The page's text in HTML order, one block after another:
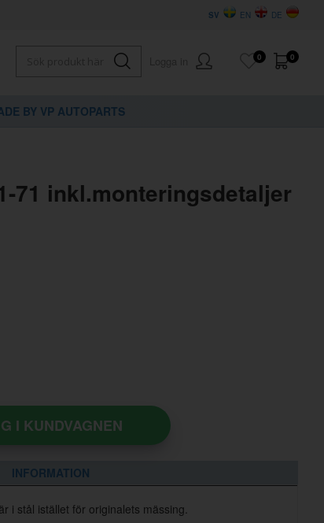
DE
EN
SV
0
0
BY VP AUTOPARTS
71 inkl.monteringsdetaljer
I KUNDVAGNEN
INFORMATION
i stål istället för originalets mässing.